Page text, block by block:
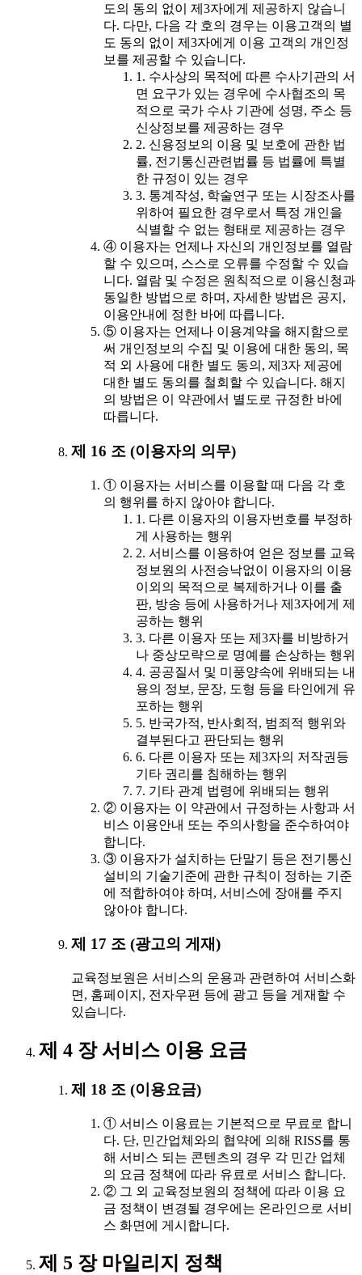
도의 동의 없이 제3자에게 제공하지 않습니
다. 다만, 다음 각 호의 경우는 이용고객의 별
도 동의 없이 제3자에게 이용 고객의 개인정
보를 제공할 수 있습니다.
1. 수사상의 목적에 따른 수사기관의 서
면 요구가 있는 경우에 수사협조의 목
적으로 국가 수사 기관에 성명, 주소 등
신상정보를 제공하는 경우
2. 신용정보의 이용 및 보호에 관한 법
률, 전기통신관련법률 등 법률에 특별
한 규정이 있는 경우
3. 통계작성, 학술연구 또는 시장조사를
위하여 필요한 경우로서 특정 개인을
식별할 수 없는 형태로 제공하는 경우
④ 이용자는 언제나 자신의 개인정보를 열람
할 수 있으며, 스스로 오류를 수정할 수 있습
니다. 열람 및 수정은 원칙적으로 이용신청과
동일한 방법으로 하며, 자세한 방법은 공지,
이용안내에 정한 바에 따릅니다.
⑤ 이용자는 언제나 이용계약을 해지함으로
써 개인정보의 수집 및 이용에 대한 동의, 목
적 외 사용에 대한 별도 동의, 제3자 제공에
대한 별도 동의를 철회할 수 있습니다. 해지
의 방법은 이 약관에서 별도로 규정한 바에
따릅니다.
제 16 조 (이용자의 의무)
① 이용자는 서비스를 이용할 때 다음 각 호
의 행위를 하지 않아야 합니다.
1. 다른 이용자의 이용자번호를 부정하
게 사용하는 행위
2. 서비스를 이용하여 얻은 정보를 교육
정보원의 사전승낙없이 이용자의 이용
이외의 목적으로 복제하거나 이를 출
판, 방송 등에 사용하거나 제3자에게 제
공하는 행위
3. 다른 이용자 또는 제3자를 비방하거
나 중상모략으로 명예를 손상하는 행위
4. 공공질서 및 미풍양속에 위배되는 내
용의 정보, 문장, 도형 등을 타인에게 유
포하는 행위
5. 반국가적, 반사회적, 범죄적 행위와
결부된다고 판단되는 행위
6. 다른 이용자 또는 제3자의 저작권등
기타 권리를 침해하는 행위
7. 기타 관계 법령에 위배되는 행위
② 이용자는 이 약관에서 규정하는 사항과 서
비스 이용안내 또는 주의사항을 준수하여야
합니다.
③ 이용자가 설치하는 단말기 등은 전기통신
설비의 기술기준에 관한 규칙이 정하는 기준
에 적합하여야 하며, 서비스에 장애를 주지
않아야 합니다.
제 17 조 (광고의 게재)
교육정보원은 서비스의 운용과 관련하여 서비스화
면, 홈페이지, 전자우편 등에 광고 등을 게재할 수
있습니다.
제 4 장 서비스 이용 요금
제 18 조 (이용요금)
① 서비스 이용료는 기본적으로 무료로 합니
다. 단, 민간업체와의 협약에 의해 RISS를 통
해 서비스 되는 콘텐츠의 경우 각 민간 업체
의 요금 정책에 따라 유료로 서비스 합니다.
② 그 외 교육정보원의 정책에 따라 이용 요
금 정책이 변경될 경우에는 온라인으로 서비
스 화면에 게시합니다.
제 5 장 마일리지 정책